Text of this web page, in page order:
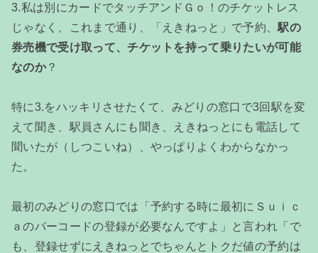
3.私は別にカードでタッチアンドＧｏ！のチケットレス
じゃなく、これまで通り、「えきねっと」で予約、駅の
券売機で受け取って、チケットを持って乗りたいが可能
なのか？
特に3.をハッキリさせたくて、みどりの窓口で3回駅を変
えて聞き、駅員さんにも聞き、えきねっとにも電話して
聞いたが（しつこいね）、やっぱりよくわからなかっ
た。
最初のみどりの窓口では「予約する時に最初にＳｕｉｃ
ａのバーコードの登録が必要なんですよ」と言われ「で
も、登録せずにえきねっとでちゃんとトクだ値の予約は